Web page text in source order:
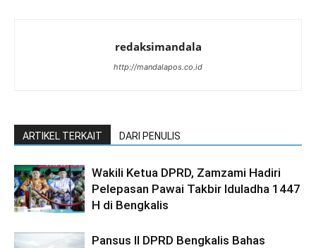
redaksimandala
http://mandalapos.co.id
ARTIKEL TERKAIT DARI PENULIS
Wakili Ketua DPRD, Zamzami Hadiri
Pelepasan Pawai Takbir Iduladha 1447
H di Bengkalis
Pansus II DPRD Bengkalis Bahas